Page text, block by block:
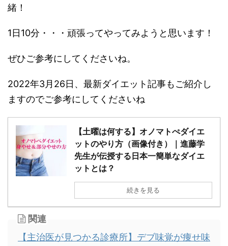
緒！
1日10分・・・頑張ってやってみようと思います！
ぜひご参考にしてくださいね。
2022年3月26日、最新ダイエット記事もご紹介し
ますのでご参考にしてくださいね
【土曜は何する】オノマトぺダイエ
ットのやり方（画像付き）｜進藤学
先生が伝授する日本一簡単なダイエ
ットとは？
続きを見る
関連
【主治医が見つかる診療所】デブ味覚が痩せ味